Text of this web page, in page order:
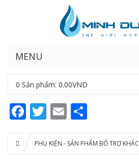
MENU
0 Sản phẩm: 0.00VND
Facebook
Twitter
Email
PHỤ KIỆN - SẢN PHẨM BỔ TRỢ KHÁC